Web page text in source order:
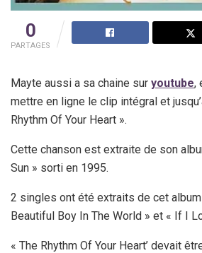
0
PARTAGES
Mayte aussi a sa chaine sur youtube,
mettre en ligne le clip intégral et
Rhythm Of Your Heart ».
Cette chanson est extraite de son
Sun » sorti en 1995.
2 singles ont été extraits de cet
Beautiful Boy In The World » et « If I
« The Rhythm Of Your Heart’ devait